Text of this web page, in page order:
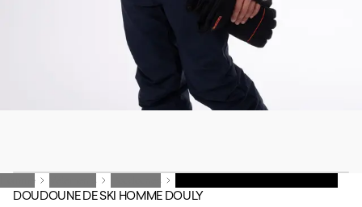
Homme
Homme
DOUDOUNE DE SKI HOMME DOULY